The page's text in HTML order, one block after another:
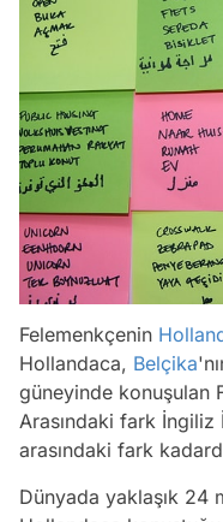
Felemenkçenin
Hollandaca, Belçika
güneyinde konuşulan
Arasındaki fark
arasındaki fark
Dünyada yaklaşık 24